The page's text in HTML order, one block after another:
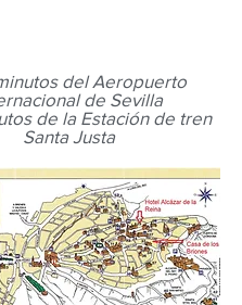
del Aeropuerto
de Sevilla
de la Estación de tren
Santa Justa